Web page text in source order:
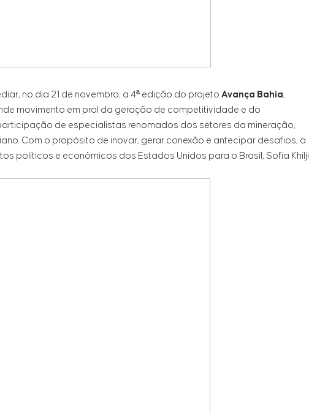
no dia 21 de novembro, a 4ª edição do projeto Avança Bahia,
movimento em prol da geração de competitividade e do
de especialistas renomados dos setores da mineração,
Com o propósito de inovar, gerar conexão e antecipar desafios, a
políticos e econômicos dos Estados Unidos para o Brasil, Sofia Khilji.